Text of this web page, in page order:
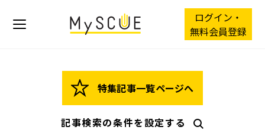
ログイン・
無料会員登録
特集記事一覧ページへ
記事検索の条件を設定する